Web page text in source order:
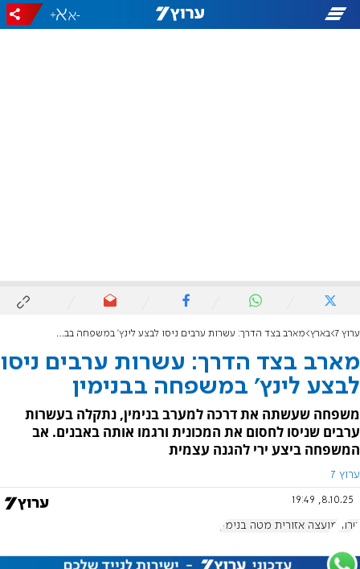
-
+
ערוץ 7 בארץ מארב בצד הדרך: עשרות ערבים ניסו לבצע לינץ' במשפחה בבנימין
מארב בצד הדרך: עשרות ערבים ניסו
לבצע לינץ' במשפחה בבנימין
משפחה שעשתה את דרכה למערב בנימין, נתקלה בעשרות
ערבים שניסו לחסום את המכונית ורגמו אותה באבנים. אב
המשפחה ביצע ירי להגנה עצמית
ערוץ 7
8.10.25, 19:49
טרור מועצה אזורית מטה בנימין